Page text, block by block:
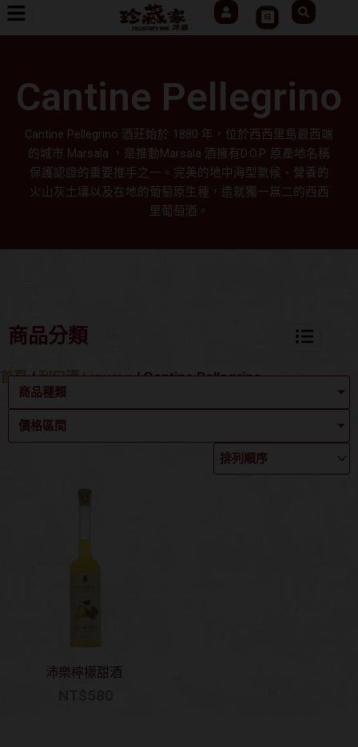
跳
User
Cart
Search
Cantine Pellegrino
Cantine Pellegrino 酒莊始於 1880 年，位於西西里島最西端
的城市 Marsala ，是推動Marsala 酒擁有D.O.P. 原產地名稱
保護認證的重要推手之一。完美的地中海型氣候、營養的
火山灰土壤以及在地的葡萄原生種，造就獨一無二的西西
里葡萄酒。
商品分類
首頁/利口酒 Liqueur/ Cantine Pellegrino
商品種類
價格區間
沛樂檸檬甜酒